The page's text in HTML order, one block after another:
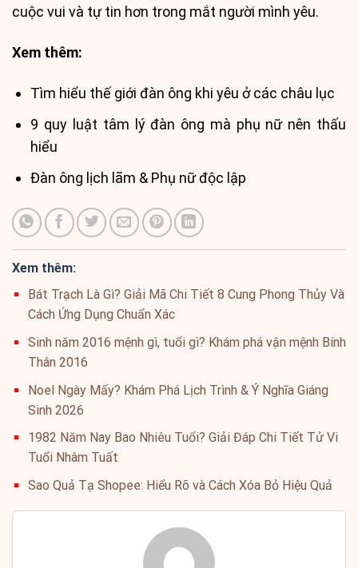
cuộc vui và tự tin hơn trong mắt người mình yêu.
Xem thêm:
Tìm hiểu thế giới đàn ông khi yêu ở các châu lục
9 quy luật tâm lý đàn ông mà phụ nữ nên thấu
hiểu
Đàn ông lịch lãm & Phụ nữ độc lập
Xem thêm:
Bát Trạch Là Gì? Giải Mã Chi Tiết 8 Cung Phong Thủy Và
Cách Ứng Dụng Chuẩn Xác
Sinh năm 2016 mệnh gì, tuổi gì? Khám phá vận mệnh Bính
Thân 2016
Noel Ngày Mấy? Khám Phá Lịch Trình & Ý Nghĩa Giáng
Sinh 2026
1982 Năm Nay Bao Nhiêu Tuổi? Giải Đáp Chi Tiết Tử Vi
Tuổi Nhâm Tuất
Sao Quả Tạ Shopee: Hiểu Rõ và Cách Xóa Bỏ Hiệu Quả